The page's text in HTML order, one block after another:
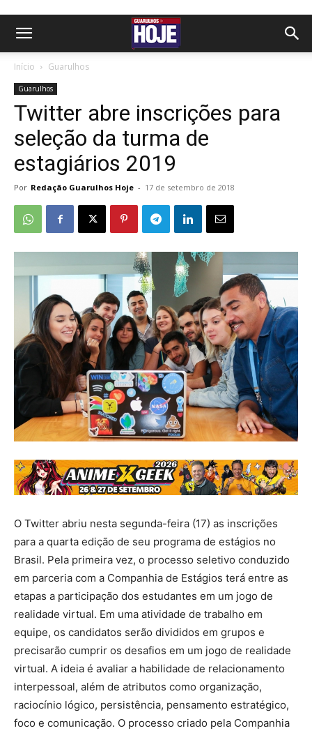
Início Guarulhos
Guarulhos
Twitter abre inscrições para
seleção da turma de
estagiários 2019
Por Redação Guarulhos Hoje - 17 de setembro de 2018
O Twitter abriu nesta segunda-feira (17) as inscrições
para a quarta edição de seu programa de estágios no
Brasil. Pela primeira vez, o processo seletivo conduzido
em parceria com a Companhia de Estágios terá entre as
etapas a participação dos estudantes em um jogo de
realidade virtual. Em uma atividade de trabalho em
equipe, os candidatos serão divididos em grupos e
precisarão cumprir os desafios em um jogo de realidade
virtual. A ideia é avaliar a habilidade de relacionamento
interpessoal, além de atributos como organização,
raciocínio lógico, persistência, pensamento estratégico,
foco e comunicação. O processo criado pela Companhia